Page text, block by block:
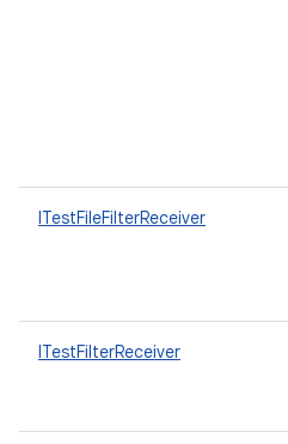
ITestFileFilterReceiver
ITestFilterReceiver